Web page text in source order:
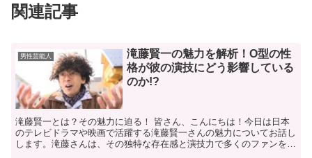
関連記事
男性芸能人
滝藤賢一の魅力を解析！O型の性
格が彼の演技にどう影響している
のか!?
滝藤賢一とは？その魅力に迫る！ 皆さん、こんにちは！今日は日本
のテレビドラマや映画で活躍する滝藤賢一さんの魅力についてお話し
します。滝藤さんは、その独特な存在感と演技力で多くのファンを魅